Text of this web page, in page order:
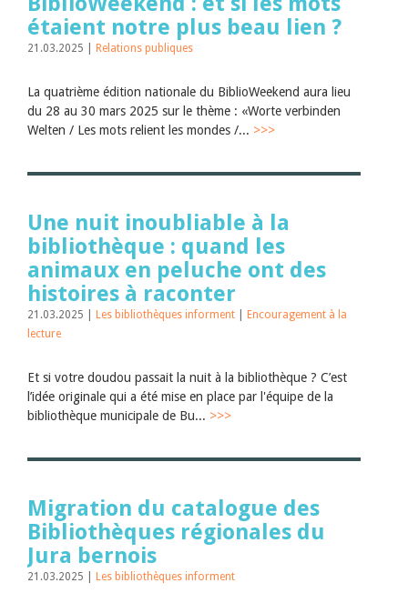
étaient notre plus beau lien ?
21.03.2025 | Relations publiques
La quatrième édition nationale du BiblioWeekend aura lieu
du 28 au 30 mars 2025 sur le thème : «Worte verbinden
Welten / Les mots relient les mondes /... >>>
Une nuit inoubliable à la
bibliothèque : quand les
animaux en peluche ont des
histoires à raconter
21.03.2025 | Les bibliothèques informent
Encouragement à la
lecture
Et si votre doudou passait la nuit à la bibliothèque ? C’est
l’idée originale qui a été mise en place par l'équipe de la
bibliothèque municipale de Bu... >>>
Migration du catalogue des
Bibliothèques régionales du
Jura bernois
21.03.2025 | Les bibliothèques informent